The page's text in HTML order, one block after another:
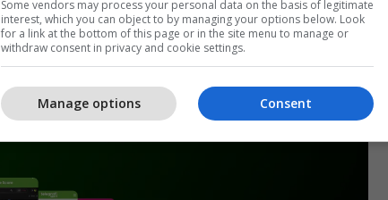
Some vendors may process your personal data on the basis of legitimate
interest, which you can object to by managing your options below. Look
for a link at the bottom of this page or in the site menu to manage or
withdraw consent in privacy and cookie settings.
Consent
Manage options